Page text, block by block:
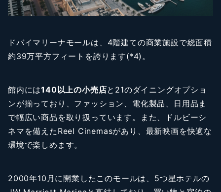
ドバイマリーナモールは、4階建ての商業施設で総面積
約39万平方フィートを誇ります(*4)。
館内には140以上の小売店と21のダイニングオプショ
ンが揃っており、ファッション、電化製品、日用品ま
で幅広い商品を取り扱っています。また、ドルビーシ
ネマを備えたReel Cinemasがあり、最新映画を快適な
環境で楽しめます。
2000年10月に開業したこのモールは、5つ星ホテルの